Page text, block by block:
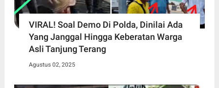
VIRAL! Soal Demo Di Polda, Dinilai Ada
Yang Janggal Hingga Keberatan Warga
Asli Tanjung Terang
Agustus 02, 2025